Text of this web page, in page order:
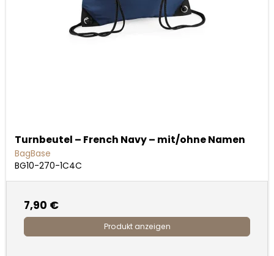
Turnbeutel – French Navy – mit/ohne Namen
BagBase
BG10-270-1C4C
7,90 €
Produkt anzeigen